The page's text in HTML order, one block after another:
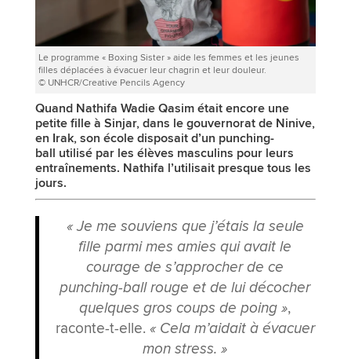
Le programme « Boxing Sister » aide les femmes et les jeunes
filles déplacées à évacuer leur chagrin et leur douleur.
© UNHCR/Creative Pencils Agency
Quand Nathifa Wadie Qasim était encore une
petite fille à Sinjar, dans le gouvernorat de Ninive,
en Irak, son école disposait d’un punching-
ball utilisé par les élèves masculins pour leurs
entraînements. Nathifa l’utilisait presque tous les
jours.
« Je me souviens que j’étais la seule
fille parmi mes amies qui avait le
courage de s’approcher de ce
punching-ball rouge et de lui décocher
quelques gros coups de poing »,
raconte-t-elle. « Cela m’aidait à évacuer
mon stress. »